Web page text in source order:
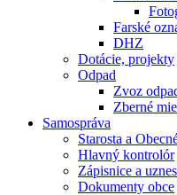
Farské
DHZ
Dotácie, projekty
Odpad
Zvoz
Zberné
Samospráva
Starosta a
Hlavný kontrolór
Zápisnice a
Dokumenty obce